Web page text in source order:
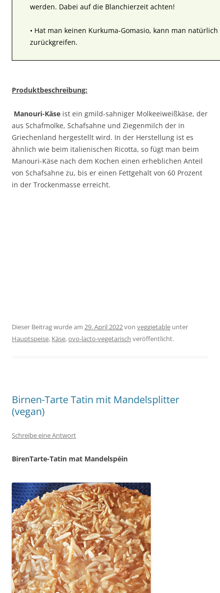
werden. Dabei auf die Blanchierzeit achten!
• Hat man keinen Kurkuma-Gomasio, kann man
zurückgreifen.
Produktbeschreibung:
Manouri-Käse ist ein gmild-sahniger Molkeeiweißkäse, der
aus Schafmolke, Schafsahne und Ziegenmilch der in
Griechenland hergestellt wird. In der Herstellung ist es
ähnlich wie beim italienischen Ricotta, so fügt man beim
Manouri-Käse nach dem Kochen einen erheblichen Anteil
von Schafsahne zu, bis er einen Fettgehalt von 60 Prozent
in der Trockenmasse erreicht.
Dieser Beitrag wurde am 29. April 2022von veggietable unter
Hauptspeise, Käse,ovo-lacto-vegetarisch veröffentlicht.
Birnen-Tarte Tatin mit Mandelsplitter
(vegan)
Schreibe eine Antwort
BirenTarte-Tatin mat Mandelspéin